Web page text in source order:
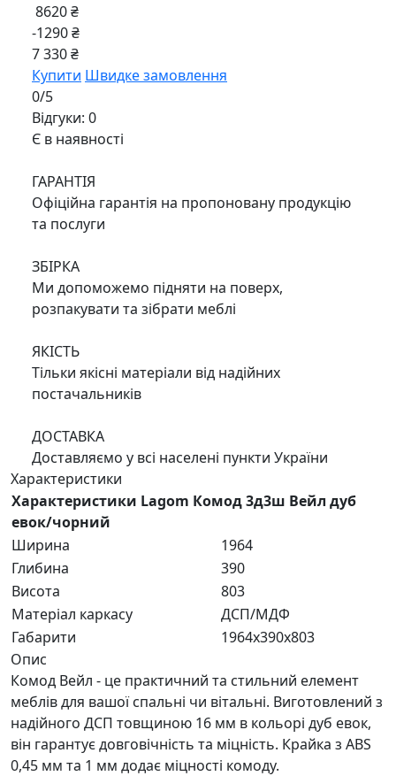
8620 ₴
-1290 ₴
7 330 ₴
Купити Швидке замовлення
0/5
Відгуки: 0
Є в наявності
ГАРАНТІЯ
Офіційна гарантія на пропоновану продукцію
та послуги
ЗБІРКА
Ми допоможемо підняти на поверх,
розпакувати та зібрати меблі
ЯКІСТЬ
Тільки якісні матеріали від надійних
постачальників
ДОСТАВКА
Доставляємо у всі населені пункти України
Характеристики
Характеристики Lagom Комод 3д3ш Вейл дуб
евок/чорний
Ширина
1964
Глибина
390
Висота
803
Матеріал каркасу
ДСП/МДФ
Габарити
1964x390x803
Опис
Комод Вейл - це практичний та стильний елемент
меблів для вашої спальні чи вітальні. Виготовлений з
надійного ДСП товщиною 16 мм в кольорі дуб евок,
він гарантує довговічність та міцність. Крайка з ABS
0,45 мм та 1 мм додає міцності комоду.